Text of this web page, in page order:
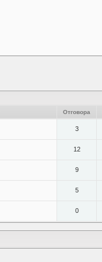
Отговора
3
12
9
5
0